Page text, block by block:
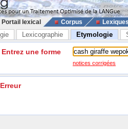
Portail lexical Corpus
Lexicographie Etymologie
Entrez une forme
notices corrigées
Erreur